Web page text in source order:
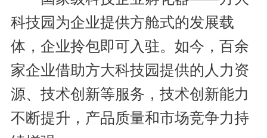
科技园为企业提供方舱式的发展载
体，企业拎包即可入驻。如今，百余
家企业借助方大科技园提供的人力资
源、技术创新等服务，技术创新能力
不断提升，产品质量和市场竞争力持